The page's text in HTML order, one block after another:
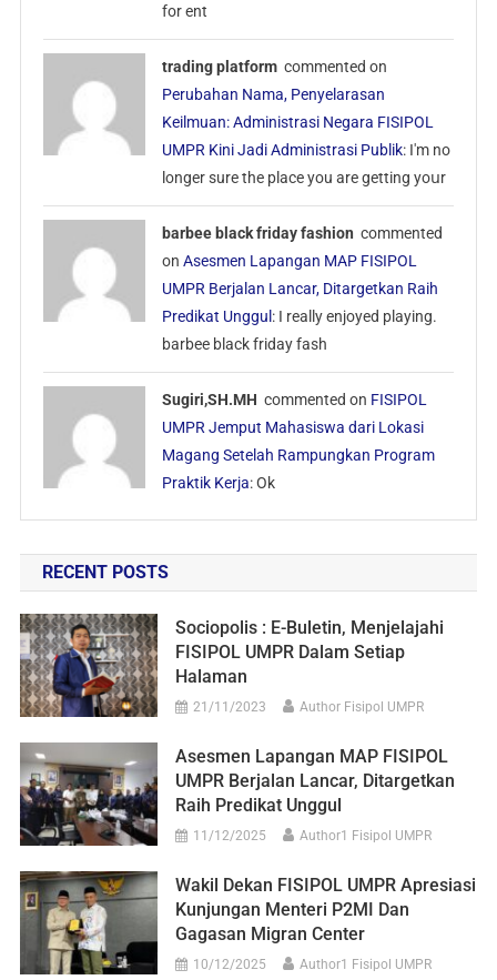
for ent
trading platform commented on
Perubahan Nama, Penyelarasan
Keilmuan: Administrasi Negara FISIPOL
UMPR Kini Jadi Administrasi Publik: I'm no
longеr sure the place you are getting yoսr
barbee black friday fashion commented
onAsesmen Lapangan MAP FISIPOL
UMPR Berjalan Lancar, Ditargetkan Raih
Predikat Unggul : I really enjoyed playing.
barbee black friday fash
Sugiri,SH.MH commented on FISIPOL
UMPR Jemput Mahasiswa dari Lokasi
Magang Setelah Rampungkan Program
Praktik Kerja: Ok
RECENT POSTS
Sociopolis : E-Buletin, Menjelajahi
FISIPOL UMPR Dalam Setiap
Halaman
21/11/2023 Author Fisipol UMPR
Asesmen Lapangan MAP FISIPOL
UMPR Berjalan Lancar, Ditargetkan
Raih Predikat Unggul
11/12/2025 Author1 Fisipol UMPR
Wakil Dekan FISIPOL UMPR Apresiasi
Kunjungan Menteri P2MI Dan
Gagasan Migran Center
10/12/2025 Author1 Fisipol UMPR